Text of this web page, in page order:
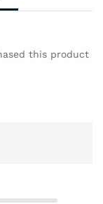
this product